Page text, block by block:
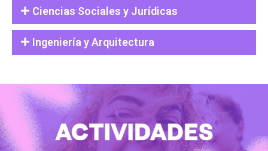
Ciencias Sociales y Jurídicas
Ingeniería y Arquitectura